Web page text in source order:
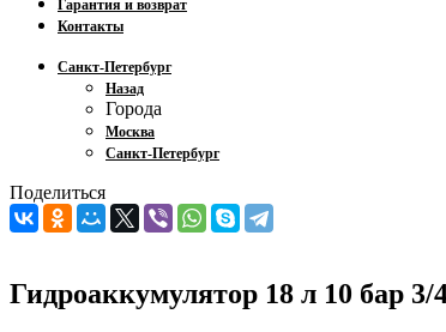
Гарантия и возврат
Контакты
Санкт-Петербург
Назад
Города
Москва
Санкт-Петербург
Поделиться
Гидроаккумулятор 18 л 10 бар